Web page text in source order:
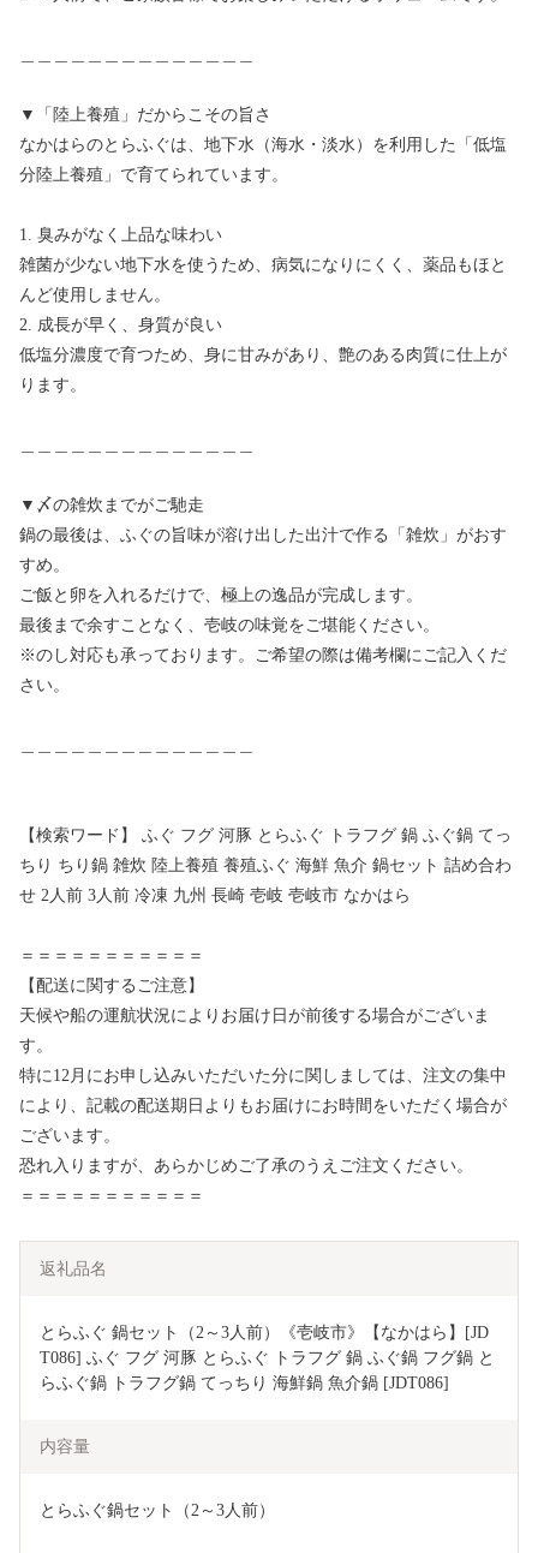
▼「陸上養殖」だからこその旨さ
なかはらのとらふぐは、地下水（海水・淡水）を利用した「低塩
分陸上養殖」で育てられています。
1. 臭みがなく上品な味わい
雑菌が少ない地下水を使うため、病気になりにくく、薬品もほと
んど使用しません。
2. 成長が早く、身質が良い
低塩分濃度で育つため、身に甘みがあり、艶のある肉質に仕上が
ります。
▼〆の雑炊までがご馳走
鍋の最後は、ふぐの旨味が溶け出した出汁で作る「雑炊」がおす
すめ。
ご飯と卵を入れるだけで、極上の逸品が完成します。
最後まで余すことなく、壱岐の味覚をご堪能ください。
※のし対応も承っております。ご希望の際は備考欄にご記入くだ
さい。
【検索ワード】 ふぐ フグ 河豚 とらふぐ トラフグ 鍋 ふぐ鍋 てっ
ちり ちり鍋 雑炊 陸上養殖 養殖ふぐ 海鮮 魚介 鍋セット 詰め合わ
せ 2人前 3人前 冷凍 九州 長崎 壱岐 壱岐市 なかはら
＝＝＝＝＝＝＝＝＝＝＝
【配送に関するご注意】
天候や船の運航状況によりお届け日が前後する場合がございま
す。
特に12月にお申し込みいただいた分に関しましては、注文の集中
により、記載の配送期日よりもお届けにお時間をいただく場合が
ございます。
恐れ入りますが、あらかじめご了承のうえご注文ください。
＝＝＝＝＝＝＝＝＝＝＝
返礼品名
とらふぐ 鍋セット（2～3人前）《壱岐市》【なかはら】[JD
T086] ふぐ フグ 河豚 とらふぐ トラフグ 鍋 ふぐ鍋 フグ鍋 と
らふぐ鍋 トラフグ鍋 てっちり 海鮮鍋 魚介鍋 [JDT086]
内容量
とらふぐ鍋セット（2～3人前）